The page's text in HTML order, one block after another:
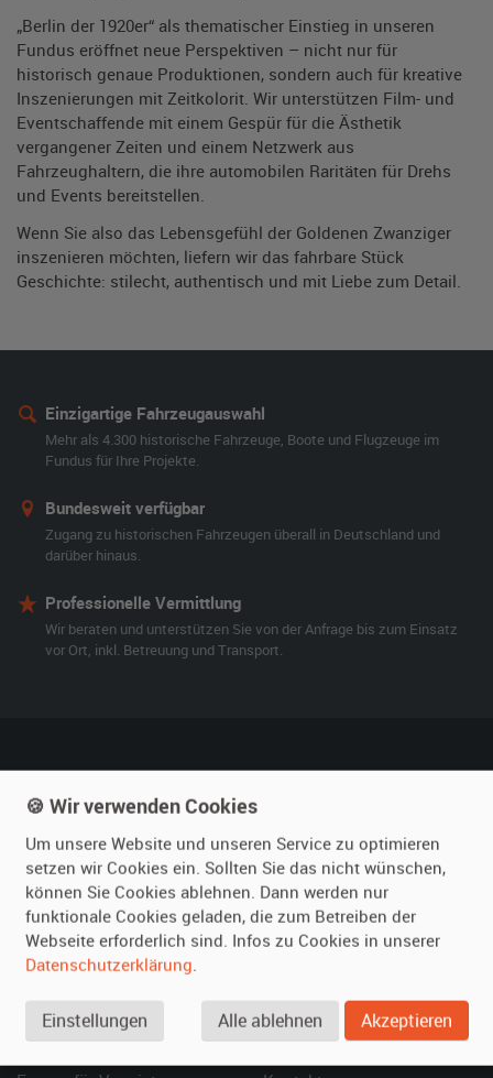
„Berlin der 1920er“ als thematischer Einstieg in unseren
Fundus eröffnet neue Perspektiven – nicht nur für
historisch genaue Produktionen, sondern auch für kreative
Inszenierungen mit Zeitkolorit. Wir unterstützen Film- und
Eventschaffende mit einem Gespür für die Ästhetik
vergangener Zeiten und einem Netzwerk aus
Fahrzeughaltern, die ihre automobilen Raritäten für Drehs
und Events bereitstellen.
Wenn Sie also das Lebensgefühl der Goldenen Zwanziger
inszenieren möchten, liefern wir das fahrbare Stück
Geschichte: stilecht, authentisch und mit Liebe zum Detail.
Einzigartige Fahrzeugauswahl
Mehr als 4.300 historische Fahrzeuge, Boote und Flugzeuge im
Fundus für Ihre Projekte.
Bundesweit verfügbar
Zugang zu historischen Fahrzeugen überall in Deutschland und
darüber hinaus.
Professionelle Vermittlung
Wir beraten und unterstützen Sie von der Anfrage bis zum Einsatz
vor Ort, inkl. Betreuung und Transport.
film-autos.com
Über uns
Leistungen
Referenzen
Kundenmeinungen
Oldtimer mieten
Erweiterte Suche
Fragen für Mieter
Service
Oldtimer anmelden
Häufige Fragen (FAQ)
🍪 Wir verwenden Cookies
Um unsere Website und unseren Service zu optimieren
setzen wir Cookies ein. Sollten Sie das nicht wünschen,
können Sie Cookies ablehnen. Dann werden nur
funktionale Cookies geladen, die zum Betreiben der
Webseite erforderlich sind. Infos zu Cookies in unserer
Datenschutzerklärung.
Einstellungen Alle ablehnen Akzeptieren